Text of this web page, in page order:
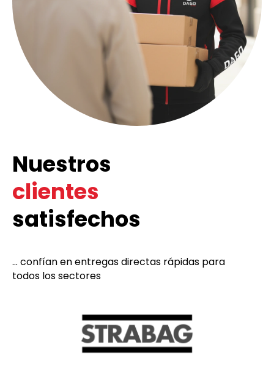
Nuestros
clientes
satisfechos
... confían en entregas directas rápidas para
todos los sectores